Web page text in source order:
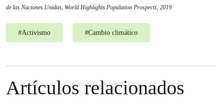
de las Naciones Unidas, World Highlights Population Prospects, 2019
#Activismo #Cambio climático
Artículos relacionados